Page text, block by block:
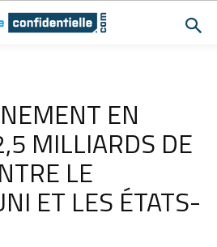
EN
MILLIARDS DE
LE
ET LES ÉTATS-